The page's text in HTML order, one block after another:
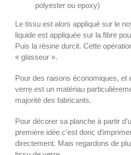
polyester ou epoxy)
Le tissu est alors appliqué sur le
liquide est appliquée sur la fibre
Puis la résine durcit. Cette
« glasseur ».
Pour des raisons économiques, et
verre est un matériau
majorité des fabricants.
Pour décorer sa planche à partir
première idée c’est donc
directement. Mais regardons de